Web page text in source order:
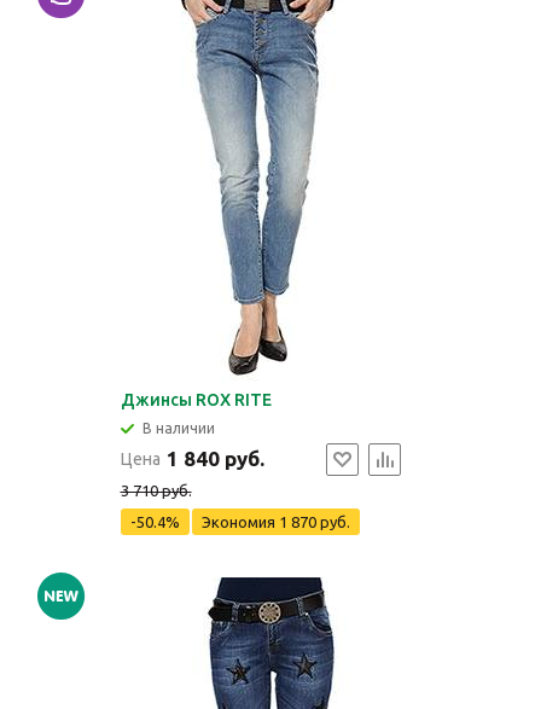
Джинсы ROX RITE
В наличии
Цена 1 840 руб.
3 710 руб.
-50.4%
Экономия 1 870 руб.